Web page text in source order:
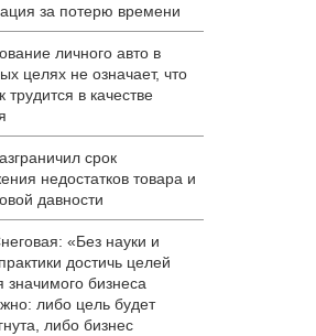
за потерю времени
личного авто в
целях не означает, что
трудится в качестве
срок
недостатков товара и
давности
«Без науки и
достичь целей
значимого бизнеса
либо цель будет
либо бизнес